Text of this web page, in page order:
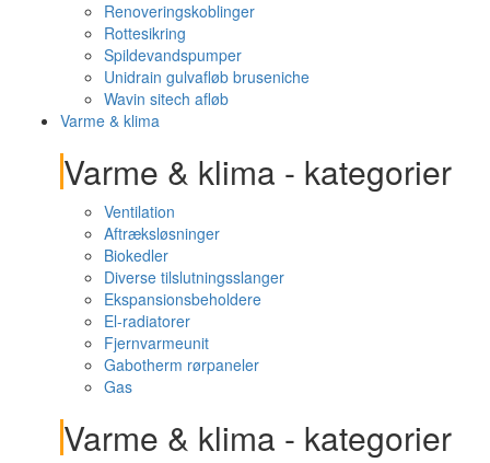
Renoveringskoblinger
Rottesikring
Spildevandspumper
Unidrain gulvafløb bruseniche
Wavin sitech afløb
Varme & klima
Varme & klima - kategorier
Ventilation
Aftræksløsninger
Biokedler
Diverse tilslutningsslanger
Ekspansionsbeholdere
El-radiatorer
Fjernvarmeunit
Gabotherm rørpaneler
Gas
Varme & klima - kategorier